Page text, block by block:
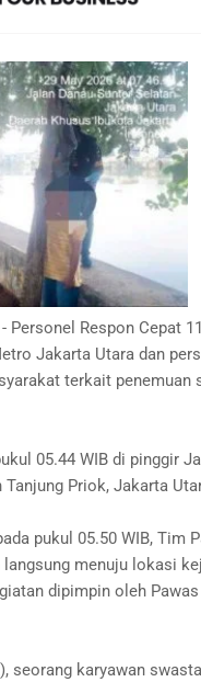
Personel Respon Cepat
Jakarta Utara dan
terkait penemuan
05.44 WIB di pinggir
Tanjung Priok, Jakarta
pukul 05.50 WIB, Tim
menuju lokasi
dipimpin oleh
seorang karyawan